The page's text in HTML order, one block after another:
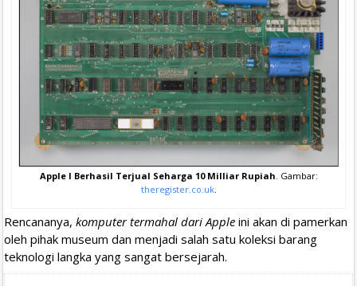
Apple I Berhasil Terjual Seharga 10 Milliar Rupiah . Gambar:
theregister.co.uk.
Rencananya, komputer termahal dari Apple ini akan di pamerkan
oleh pihak museum dan menjadi salah satu koleksi barang
teknologi langka yang sangat bersejarah.